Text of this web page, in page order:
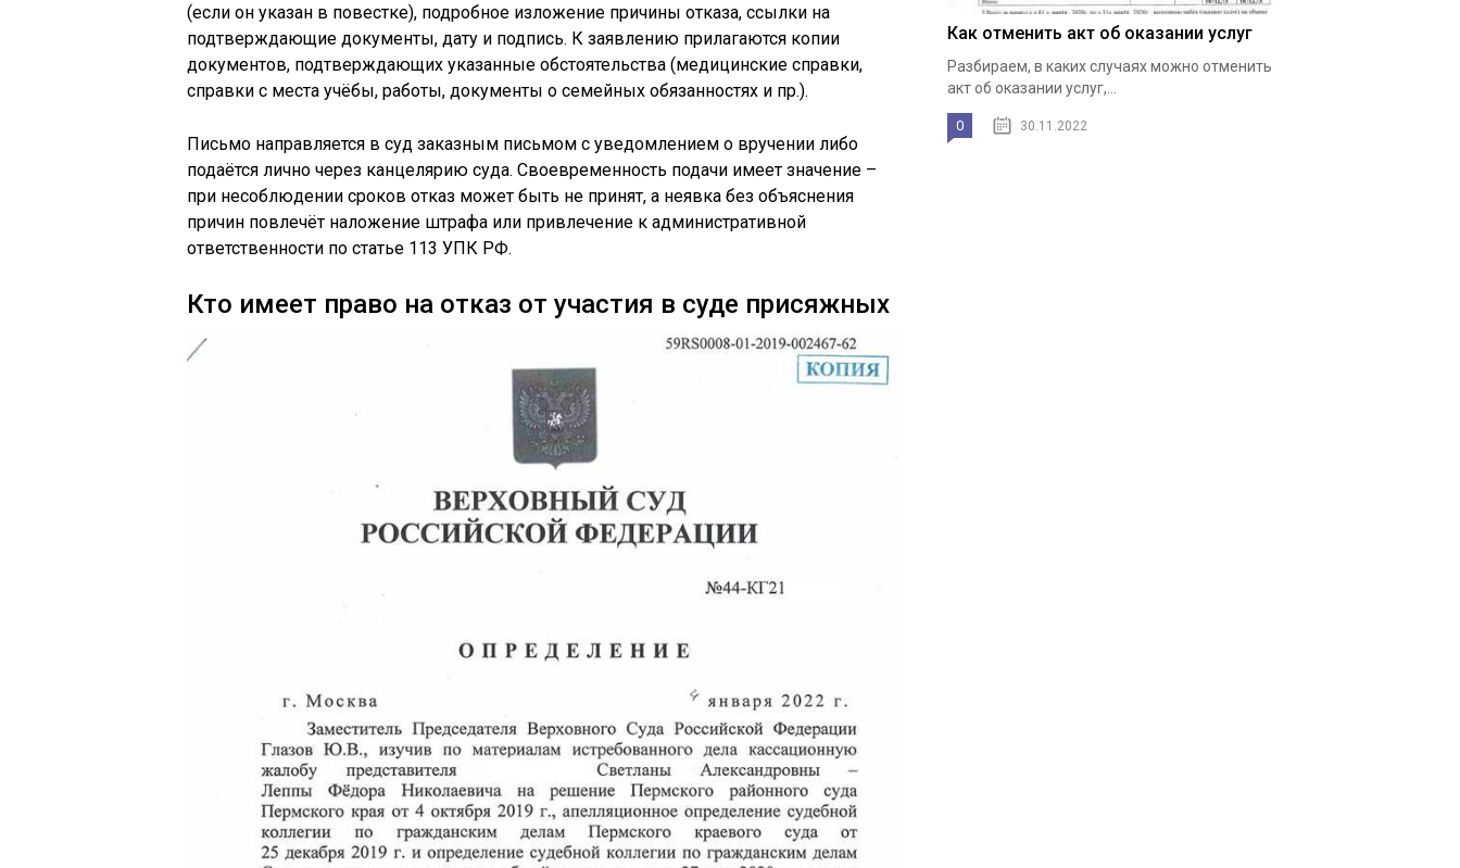
(если он указан в повестке), подробное изложение причины отказа, ссылки на
подтверждающие документы, дату и подпись. К заявлению прилагаются копии
документов, подтверждающих указанные обстоятельства (медицинские справки,
справки с места учёбы, работы, документы о семейных обязанностях и пр.).
Письмо направляется в суд заказным письмом с уведомлением о вручении либо
подаётся лично через канцелярию суда. Своевременность подачи имеет значение –
при несоблюдении сроков отказ может быть не принят, а неявка без объяснения
причин повлечёт наложение штрафа или привлечение к административной
ответственности по статье 113 УПК РФ.
Кто имеет право на отказ от участия в суде присяжных
Как отменить акт об оказании услуг
Разбираем, в каких случаях можно отменить
акт об оказании услуг,...
0 30.11.2022